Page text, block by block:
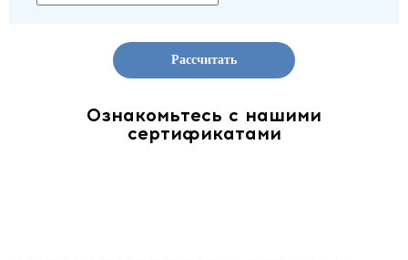
Рассчитать
Ознакомьтесь с нашими
сертификатами